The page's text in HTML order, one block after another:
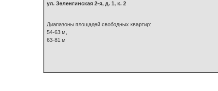
ул. Зеленгинская 2-я, д. 1, к. 2
Диапазоны площадей свободных квартир:
54-63 м,
63-81 м